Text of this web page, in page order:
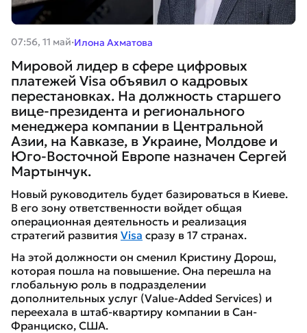
07:56, 11 май·Илона Ахматова
Мировой лидер в сфере цифровых
платежей Visa объявил о кадровых
перестановках. На должность старшего
вице-президента и регионального
менеджера компании в Центральной
Азии, на Кавказе, в Украине, Молдове и
Юго-Восточной Европе назначен Сергей
Мартынчук.
Новый руководитель будет базироваться в Киеве.
В его зону ответственности войдет общая
операционная деятельность и реализация
стратегий развития Visa сразу в 17 странах.
На этой должности он сменил Кристину Дорош,
которая пошла на повышение. Она перешла на
глобальную роль в подразделении
дополнительных услуг (Value-Added Services) и
переехала в штаб-квартиру компании в Сан-
Франциско, США.